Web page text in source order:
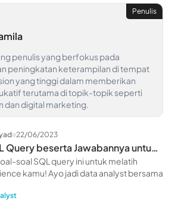
Penulis
penulis yang berfokus pada
peningkatan keterampilan di tempat
yang tinggi dalam memberikan
terutama di topik-topik seperti
dan digital marketing.
22/06/2023
Query beserta Jawabannya untuk
soal SQL query ini untuk melatih
kamu! Ayo jadi data analyst bersama